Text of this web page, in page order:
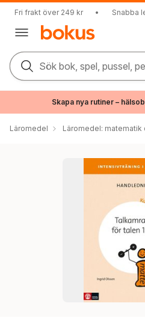
Fri frakt över 249 kr • Snabba
Sök bok, spel, pussel,
Skapa nya rutiner –
Läromedel Läromedel: matematik